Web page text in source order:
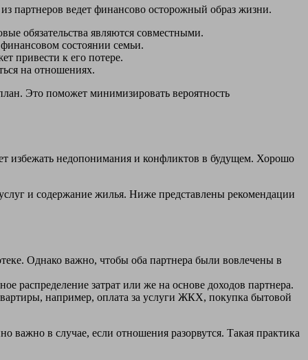
партнеров ведет финансово осторожный образ жизни.
обязательства являются совместными.
состоянии семьи.
привести к его потере.
на отношениях.
Это поможет минимизировать вероятность
избежать недопонимания и конфликтов в будущем. Хорошо
и содержание жилья. Ниже представлены рекомендации
Однако важно, чтобы оба партнера были вовлечены в
распределение затрат или же на основе доходов партнера.
например, оплата за услуги ЖКХ, покупка бытовой
важно в случае, если отношения разорвутся. Такая практика